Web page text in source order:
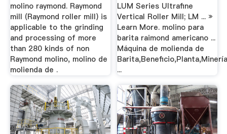
molino raymond. Raymond
mill (Raymond roller mill) is
applicable to the grinding
and processing of more
than 280 kinds of non
Raymond molino, molino de
molienda de .
LUM Series Ultrafine
Vertical Roller Mill; LM ... »
Learn More. molino para
barita raimond americano ...
Máquina de molienda de
...